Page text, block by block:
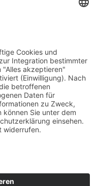
Datenschutz
Service - Mutmacher.jetzt